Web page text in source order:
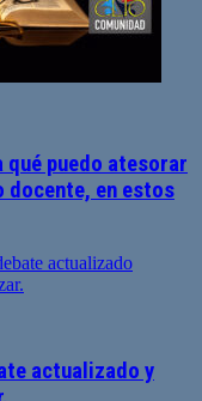
puedo atesorar
docente, en estos
actualizado y